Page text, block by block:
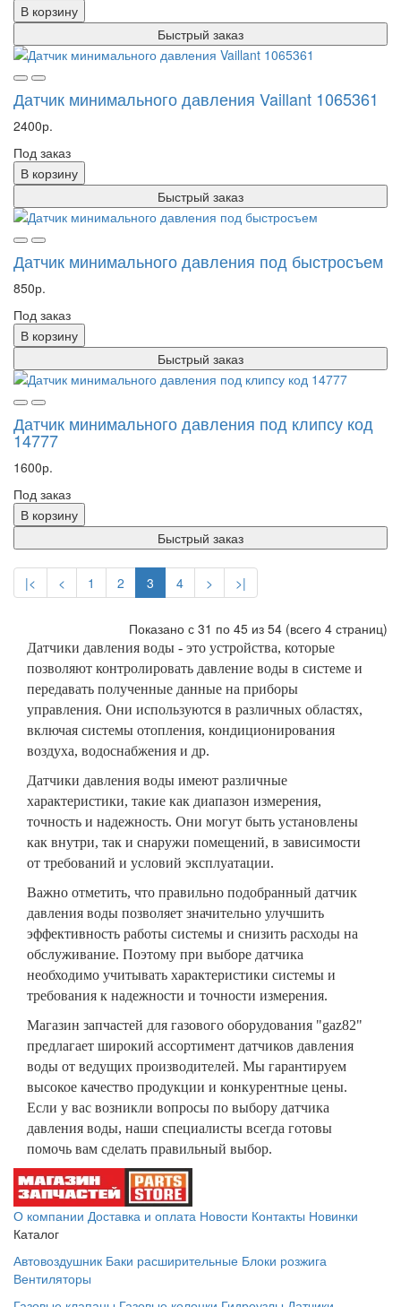
В корзину
Быстрый заказ
Датчик минимального давления Vaillant 1065361
2400р.
Под заказ
В корзину
Быстрый заказ
Датчик минимального давления под быстросъем
850р.
Под заказ
В корзину
Быстрый заказ
Датчик минимального давления под клипсу код
14777
1600р.
Под заказ
В корзину
Быстрый заказ
|< < 1 2 3 4 > >|
Показано с 31 по 45 из 54 (всего 4 страниц)
Датчики давления воды - это устройства, которые
позволяют контролировать давление воды в системе и
передавать полученные данные на приборы
управления. Они используются в различных областях,
включая системы отопления, кондиционирования
воздуха, водоснабжения и др.
Датчики давления воды имеют различные
характеристики, такие как диапазон измерения,
точность и надежность. Они могут быть установлены
как внутри, так и снаружи помещений, в зависимости
от требований и условий эксплуатации.
Важно отметить, что правильно подобранный датчик
давления воды позволяет значительно улучшить
эффективность работы системы и снизить расходы на
обслуживание. Поэтому при выборе датчика
необходимо учитывать характеристики системы и
требования к надежности и точности измерения.
Магазин запчастей для газового оборудования "gaz82"
предлагает широкий ассортимент датчиков давления
воды от ведущих производителей. Мы гарантируем
высокое качество продукции и конкурентные цены.
Если у вас возникли вопросы по выбору датчика
давления воды, наши специалисты всегда готовы
помочь вам сделать правильный выбор.
О компании Доставка и оплата Новости Контакты Новинки
Каталог
Автовоздушник Баки расширительные Блоки розжига
Вентиляторы